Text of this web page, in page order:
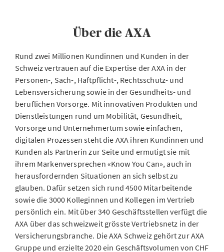
Über die AXA
Rund zwei Millionen Kundinnen und Kunden in der
Schweiz vertrauen auf die Expertise der AXA in der
Personen-, Sach-, Haftpflicht-, Rechtsschutz- und
Lebensversicherung sowie in der Gesundheits- und
beruflichen Vorsorge. Mit innovativen Produkten und
Dienstleistungen rund um Mobilität, Gesundheit,
Vorsorge und Unternehmertum sowie einfachen,
digitalen Prozessen steht die AXA ihren Kundinnen und
Kunden als Partnerin zur Seite und ermutigt sie mit
ihrem Markenversprechen «Know You Can», auch in
herausfordernden Situationen an sich selbst zu
glauben. Dafür setzen sich rund 4500 Mitarbeitende
sowie die 3000 Kolleginnen und Kollegen im Vertrieb
persönlich ein. Mit über 340 Geschäftsstellen verfügt die
AXA über das schweizweit grösste Vertriebsnetz in der
Versicherungsbranche. Die AXA Schweiz gehört zur AXA
Gruppe und erzielte 2020 ein Geschäftsvolumen von CHF